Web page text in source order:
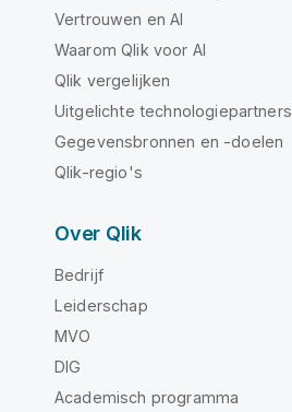
Vertrouwen en AI
Waarom Qlik voor AI
Qlik vergelijken
Uitgelichte technologiepartners
Gegevensbronnen en -doelen
Qlik-regio's
Over Qlik
Bedrijf
Leiderschap
MVO
DIG
Academisch programma